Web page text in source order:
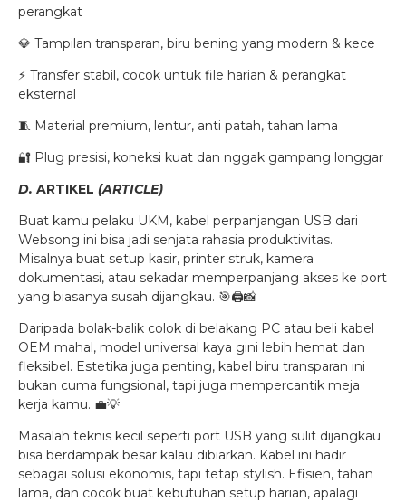
perangkat
💎 Tampilan transparan, biru bening yang modern & kece
⚡ Transfer stabil, cocok untuk file harian & perangkat
eksternal
🧵 Material premium, lentur, anti patah, tahan lama
🔐 Plug presisi, koneksi kuat dan nggak gampang longgar
D. ARTIKEL (ARTICLE)
Buat kamu pelaku UKM, kabel perpanjangan USB dari
Websong ini bisa jadi senjata rahasia produktivitas.
Misalnya buat setup kasir, printer struk, kamera
dokumentasi, atau sekadar memperpanjang akses ke port
yang biasanya susah dijangkau. 🎯🖨️📸
Daripada bolak-balik colok di belakang PC atau beli kabel
OEM mahal, model universal kaya gini lebih hemat dan
fleksibel. Estetika juga penting, kabel biru transparan ini
bukan cuma fungsional, tapi juga mempercantik meja
kerja kamu. 💼💡
Masalah teknis kecil seperti port USB yang sulit dijangkau
bisa berdampak besar kalau dibiarkan. Kabel ini hadir
sebagai solusi ekonomis, tapi tetap stylish. Efisien, tahan
lama, dan cocok buat kebutuhan setup harian, apalagi